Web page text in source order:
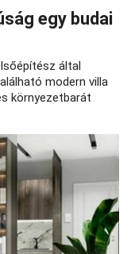
egy budai
által
modern villa
környezetbarát